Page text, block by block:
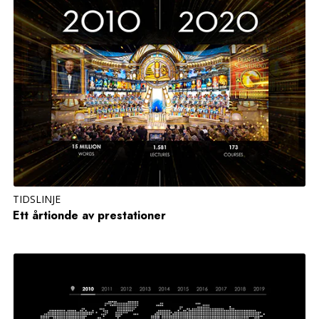
TIDSLINJE
Ett årtionde av prestationer